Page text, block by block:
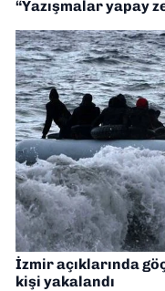
“Yazışmalar yapay
İzmir açıklarında
kişi yakalandı